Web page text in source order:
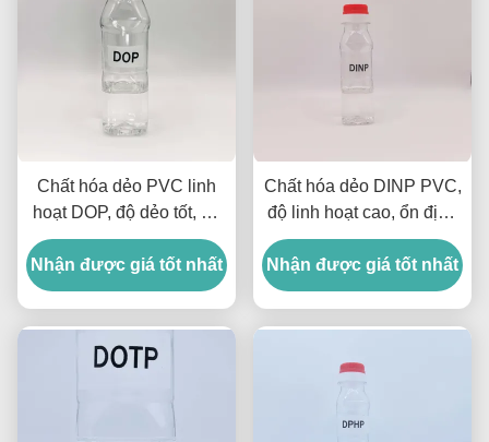
Chất hóa dẻo PVC linh
hoạt DOP, độ dẻo tốt, độ
bền cho các sản phẩm
PVC
Nhận được giá tốt nhất
Chất hóa dẻo DINP PVC,
độ linh hoạt cao, ổn định
cho sản phẩm PVC, Dinp
Diisononyl Phthalate
Nhận được giá tốt nhất